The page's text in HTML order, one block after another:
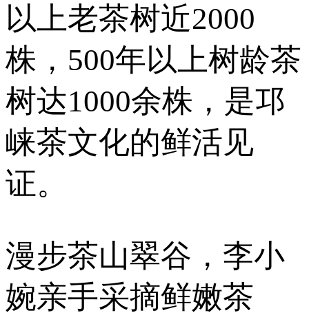
以上老茶树近2000
株，500年以上树龄茶
树达1000余株，是邛
崃茶文化的鲜活见
证。
漫步茶山翠谷，李小
婉亲手采摘鲜嫩茶